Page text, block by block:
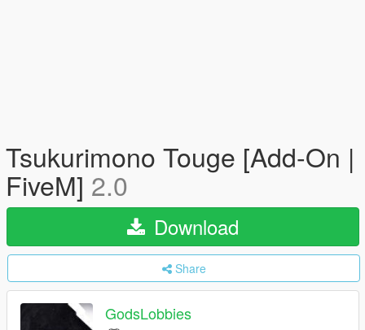
Tsukurimono Touge [Add-On |
FiveM] 2.0
Download
Share
GodsLobbies